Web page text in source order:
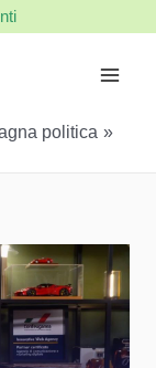
politica